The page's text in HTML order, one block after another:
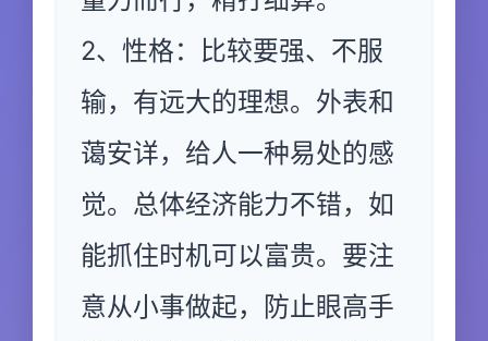
2、性格：比较要强、不服
输，有远大的理想。外表和
蔼安详，给人一种易处的感
觉。总体经济能力不错，如
能抓住时机可以富贵。要注
意从小事做起，防止眼高手